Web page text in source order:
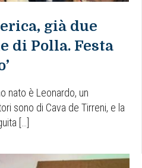
già due
di Polla. Festa
nato è Leonardo, un
sono di Cava de Tirreni, e la
[…]